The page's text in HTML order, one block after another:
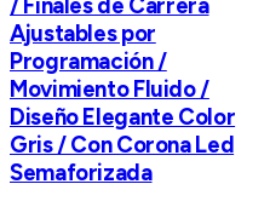
Ajustables por
Programación /
Movimiento Fluido /
Diseño Elegante Color
Gris / Con Corona Led
Semaforizada